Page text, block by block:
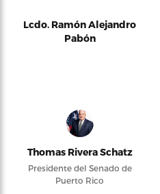
Lcdo. Ramón Alejandro
Pabón
Thomas Rivera Schatz
Presidente del Senado de
Puerto Rico